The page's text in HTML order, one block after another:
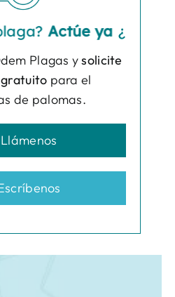
Actúe ya ¿Tiene una
Plagas ysolicite
gratuito para el
de palomas.
Llámenos